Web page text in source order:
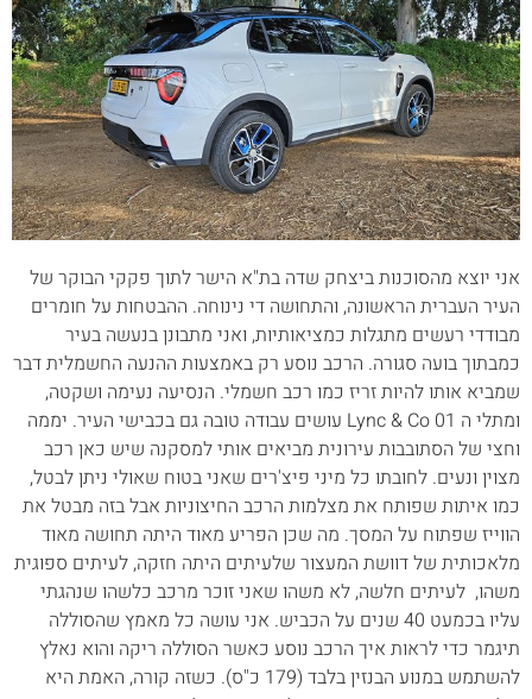
אני יוצא מהסוכנות ביצחק שדה בת"א הישר לתוך פקקי הבוקר של
העיר העברית הראשונה, והתחושה די נינוחה. ההבטחות על חומרים
מבודדי רעשים מתגלות כמציאותיות, ואני מתבונן בנעשה בעיר
כמבתוך בועה סגורה. הרכב נוסע רק באמצעות ההנעה החשמלית דבר
שמביא אותו להיות זריז כמו רכב חשמלי. הנסיעה נעימה ושקטה,
ומתלי ה Lync & Co 01 עושים עבודה טובה גם בכבישי העיר. יממה
וחצי של הסתובבות עירונית מביאים אותי למסקנה שיש כאן רכב
מצוין ונעים. לחובתו כל מיני פיצ'רים שאני בטוח שאולי ניתן לבטל,
כמו איתות שפותח את מצלמות הרכב החיצוניות אבל בזה מבטל את
הווייז שפתוח על המסך. מה שכן הפריע מאוד היתה תחושה מאוד
מלאכותית של דוושת המעצור שלעיתים היתה חזקה, לעיתים ספוגית
משהו, לעיתים חלשה, לא משהו שאני זוכר מרכב כלשהו שנהגתי
עליו בכמעט 40 שנים על הכביש. אני עושה כל מאמץ שהסוללה
תיגמר כדי לראות איך הרכב נוסע כאשר הסוללה ריקה והוא נאלץ
להשתמש במנוע הבנזין בלבד (179 כ"ס). כשזה קורה, האמת היא